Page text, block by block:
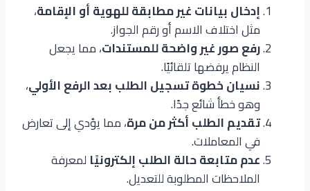
إدخال بيانات غير مطابقة للهوية أو الإقامة،
مثل اختلاف الاسم أو رقم الجواز.
رفع صور غير واضحة للمستندات، مما يجعل
النظام يرفضها تلقائيًا.
نسيان خطوة تسجيل الطلب بعد الرفع الأولي،
وهو خطأ شائع جدًا.
تقديم الطلب أكثر من مرة، مما يؤدي إلى تعارض
في المعاملات.
عدم متابعة حالة الطلب إلكترونيًا لمعرفة
الملاحظات المطلوبة للتعديل.